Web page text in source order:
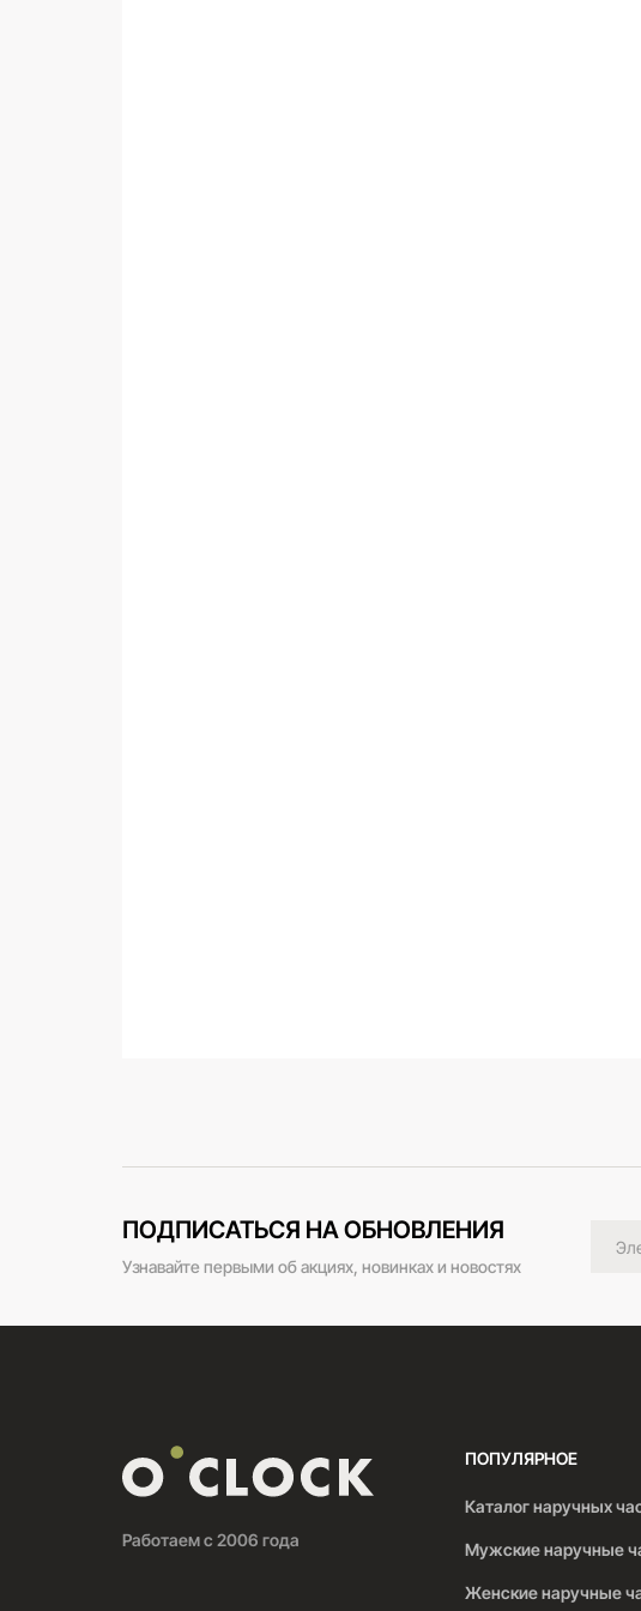
ПОДПИСАТЬСЯ НА ОБНОВЛЕНИЯ
Узнавайте первыми об акциях, новинках и новостях
Работаем с 2006 года
ПОПУЛЯРНОЕ
Каталог наручных
Мужские наручные
Женские наручные